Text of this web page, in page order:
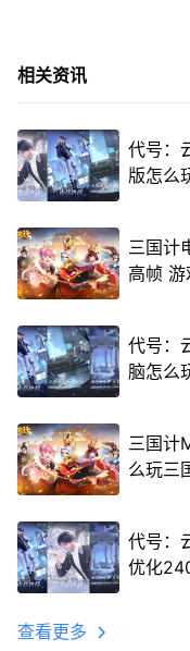
相关资讯
代号：
版怎么
三国计
高帧
代号：
脑怎么
三国计
么玩三
代号：
优化
查看更多